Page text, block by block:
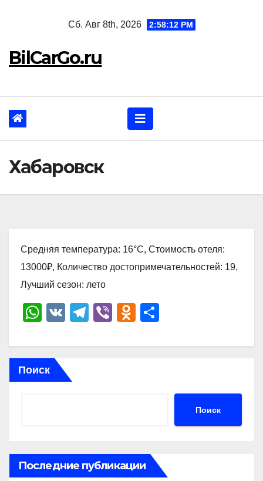
Сб. Авг 8th, 2026 2:58:14 PM
BilCarGo.ru
Хабаровск
Средняя температура: 16°C, Стоимость отеля:
13000₽, Количество достопримечательностей: 19,
Лучший сезон: лето
W
at
s
A
V
T
e
Vi
er
O
n
ki
р
ть
Поиск
Поиск
Последние публикации